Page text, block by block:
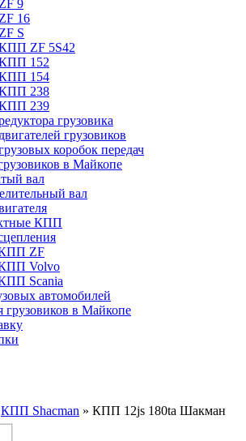
9
16
S
ZF 5S42
152
154
238
239
грузовика
грузовиков
коробок передач
в Майкопе
вал
вал
КПП
ZF
Volvo
Scania
автомобилей
грузовиков в Майкопе
КПП Shacman » КПП 12js 180ta Шакман